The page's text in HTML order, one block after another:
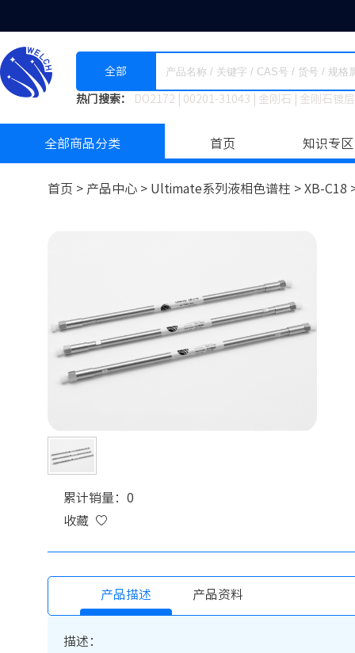
全部
热门搜索： DO2172 00201-31043 金刚石 金刚石镀
全部商品分类 首页 知识专区
首页 > 产品中心 > Ultimate系列液相色谱柱 > XB-C18
累计销量：0
收藏
产品描述 产品资料
描述：